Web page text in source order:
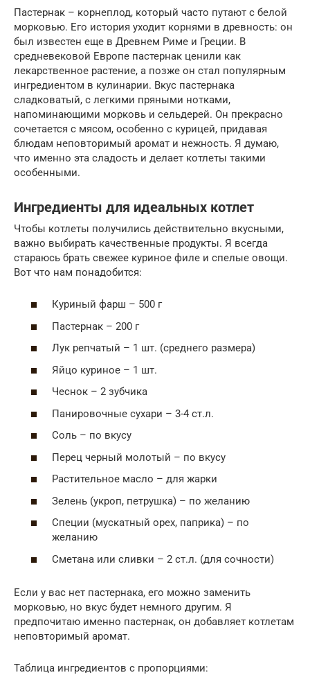
Пастернак – корнеплод, который часто путают с белой
морковью. Его история уходит корнями в древность: он
был известен еще в Древнем Риме и Греции. В
средневековой Европе пастернак ценили как
лекарственное растение, а позже он стал популярным
ингредиентом в кулинарии. Вкус пастернака
сладковатый, с легкими пряными нотками,
напоминающими морковь и сельдерей. Он прекрасно
сочетается с мясом, особенно с курицей, придавая
блюдам неповторимый аромат и нежность. Я думаю,
что именно эта сладость и делает котлеты такими
особенными.
Ингредиенты для идеальных котлет
Чтобы котлеты получились действительно вкусными,
важно выбирать качественные продукты. Я всегда
стараюсь брать свежее куриное филе и спелые овощи.
Вот что нам понадобится:
Куриный фарш – 500 г
Пастернак – 200 г
Лук репчатый – 1 шт. (среднего размера)
Яйцо куриное – 1 шт.
Чеснок – 2 зубчика
Панировочные сухари – 3-4 ст.л.
Соль – по вкусу
Перец черный молотый – по вкусу
Растительное масло – для жарки
Зелень (укроп, петрушка) – по желанию
Специи (мускатный орех, паприка) – по
желанию
Сметана или сливки – 2 ст.л. (для сочности)
Если у вас нет пастернака, его можно заменить
морковью, но вкус будет немного другим. Я
предпочитаю именно пастернак, он добавляет котлетам
неповторимый аромат.
Таблица ингредиентов с пропорциями: